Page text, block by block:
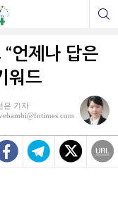
언제나 답은
워드
은 기자